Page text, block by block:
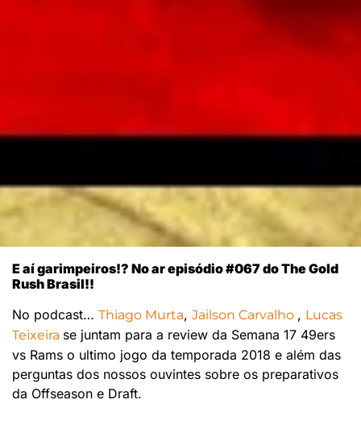
E aí garimpeiros!? No ar episódio #067 do The Gold
Rush Brasil!!
No podcast… Thiago Murta, Jailson Carvalho , Lucas
Teixeira se juntam para a review da Semana 17 49ers
vs Rams o ultimo jogo da temporada 2018 e além das
perguntas dos nossos ouvintes sobre os preparativos
da Offseason e Draft.